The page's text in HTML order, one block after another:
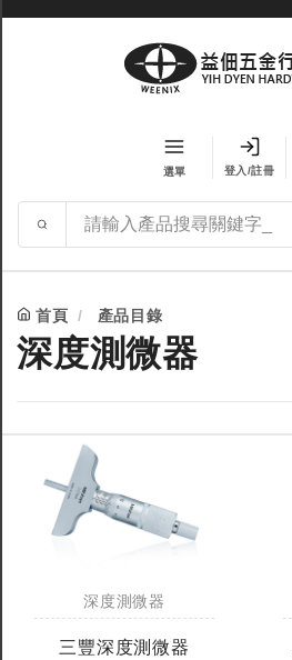
選單 登入/註冊
首頁 產品目錄
深度測微器
深度測微器
三豐深度測微器